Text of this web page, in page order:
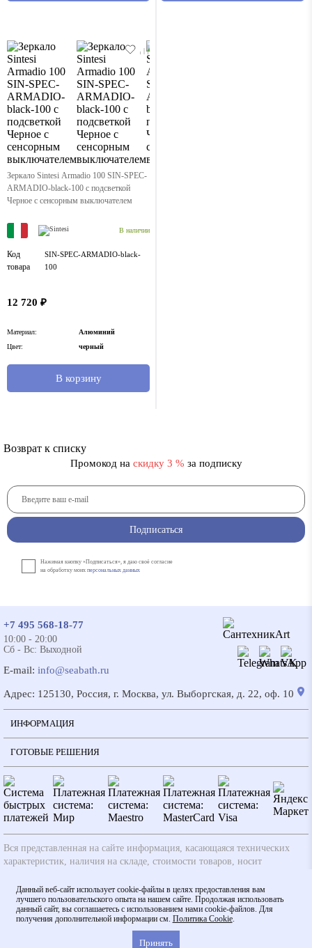
Зеркало Sintesi Armadio 100 SIN-SPEC-
ARMADIO-black-100 с подсветкой
Черное с сенсорным выключателем
В наличии
Код
товара
SIN-SPEC-ARMADIO-black-
100
12 720 ₽
Материал:
Алюминий
Цвет:
черный
В корзину
Возврат к списку
Промокод на скидку 3 % за подписку
Подписаться
Нажимая кнопку «Подписаться», я даю своё согласие
на обработку моих персональных данных
ГОТОВЫЕ РЕШЕНИЯ
ИНФОРМАЦИЯ
+7 495 568-18-77
E-mail: info@seabath.ru
Адрес: 125130, Россия, г. Москва, ул. Выборгская, д. 22, оф. 10
10:00 - 20:00
Сб - Вс: Выходной
Вся представленная на сайте информация, касающаяся технических
характеристик, наличия на складе, стоимости товаров, носит
публичной офертой, определяемой положениями ч.2 ст. 437
Гражданского кодекса РФ. Производители вправе вносить изменения в
технические характеристики, внешний вид и комплектацию товаров
после согласования с менеджером.
Данный веб-сайт использует cookie-файлы в целях предоставления вам
лучшего пользовательского опыта на нашем сайте. Продолжая использовать
данный сайт, вы соглашаетесь с использованием нами cookie-файлов. Для
получения дополнительной информации см. Политика Cookie.
Принять